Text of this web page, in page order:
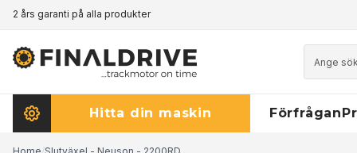
2 års garanti på alla produkterPrismatch - klicka här för att läsa mer
Hitta din maskin Förfrågan